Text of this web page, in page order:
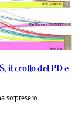
il crollo del PD e
sorpresero…